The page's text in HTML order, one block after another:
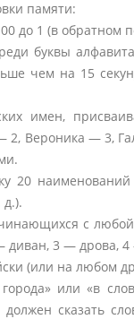
памяти:
до 1 (в обратном
буквы
чем на 15
имен,
Вероника — 3,
наименований
с любой
3 — дрова,
(или на любом
или «в
должен сказать